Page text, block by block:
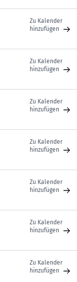
Zu Kalender
hinzufügen
Zu Kalender
hinzufügen
Zu Kalender
hinzufügen
Zu Kalender
hinzufügen
Zu Kalender
hinzufügen
Zu Kalender
hinzufügen
Zu Kalender
hinzufügen